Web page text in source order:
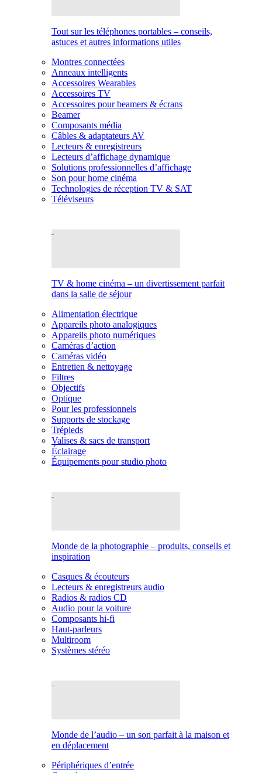
Tout sur les téléphones portables – conseils,
astuces et autres informations utiles
Montres connectées
Anneaux intelligents
Accessoires Wearables
Accessoires TV
Accessoires pour beamers & écrans
Beamer
Composants média
Câbles & adaptateurs AV
Lecteurs & enregistreurs
Lecteurs d’affichage dynamique
Solutions professionnelles d’affichage
Son pour home cinéma
Technologies de réception TV & SAT
Téléviseurs
TV & home cinéma – un divertissement parfait
dans la salle de séjour
Alimentation électrique
Appareils photo analogiques
Appareils photo numériques
Caméras d’action
Caméras vidéo
Entretien & nettoyage
Filtres
Objectifs
Optique
Pour les professionnels
Supports de stockage
Trépieds
Valises & sacs de transport
Éclairage
Équipements pour studio photo
Monde de la photographie – produits, conseils et
inspiration
Casques & écouteurs
Lecteurs & enregistreurs audio
Radios & radios CD
Audio pour la voiture
Composants hi-fi
Haut-parleurs
Multiroom
Systèmes stéréo
Monde de l’audio – un son parfait à la maison et
en déplacement
Périphériques d’entrée